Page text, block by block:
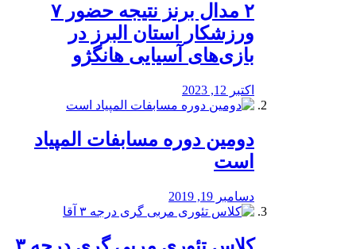
۲ مدال برنز نتیجه حضور ۷
ورزشکار استان البرز در
بازی‌های آسیایی هانگژو
اکتبر 12, 2023
دومین دوره مسابفات المپیاد
است
دسامبر 19, 2019